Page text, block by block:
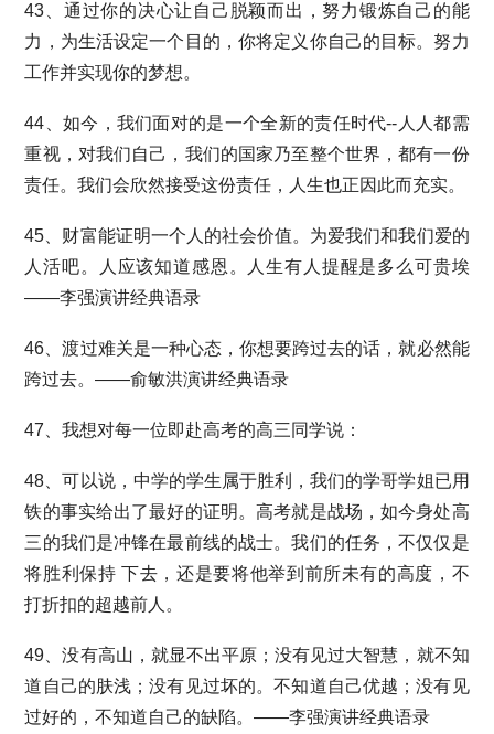
43、通过你的决心让自己脱颖而出，努力锻炼自己的能
力，为生活设定一个目的，你将定义你自己的目标。努力
工作并实现你的梦想。
44、如今，我们面对的是一个全新的责任时代--人人都需
重视，对我们自己，我们的国家乃至整个世界，都有一份
责任。我们会欣然接受这份责任，人生也正因此而充实。
45、财富能证明一个人的社会价值。为爱我们和我们爱的
人活吧。人应该知道感恩。人生有人提醒是多么可贵埃
——李强演讲经典语录
46、渡过难关是一种心态，你想要跨过去的话，就必然能
跨过去。——俞敏洪演讲经典语录
47、我想对每一位即赴高考的高三同学说：
48、可以说，中学的学生属于胜利，我们的学哥学姐已用
铁的事实给出了最好的证明。高考就是战场，如今身处高
三的我们是冲锋在最前线的战士。我们的任务，不仅仅是
将胜利保持 下去，还是要将他举到前所未有的高度，不
打折扣的超越前人。
49、没有高山，就显不出平原；没有见过大智慧，就不知
道自己的肤浅；没有见过坏的。不知道自己优越；没有见
过好的，不知道自己的缺陷。——李强演讲经典语录